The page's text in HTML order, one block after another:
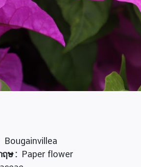
Bougainvillea
ฤษ : Paper flower